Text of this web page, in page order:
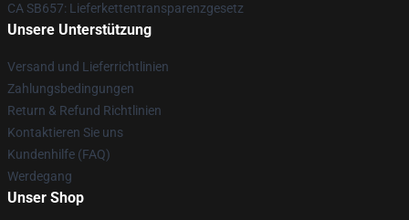
CA SB657: Lieferkettentransparenzgesetz
Unsere Unterstützung
Versand und Lieferrichtlinien
Zahlungsbedingungen
Return & Refund Richtlinien
Kontaktieren Sie uns
Kundenhilfe (FAQ)
Werdegang
Unser Shop